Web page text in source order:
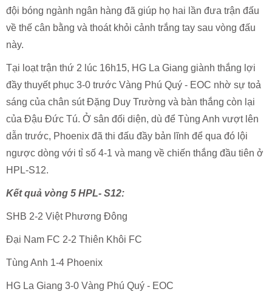
đội bóng ngành ngân hàng đã giúp họ hai lần đưa trận đấu
về thế cân bằng và thoát khỏi cảnh trắng tay sau vòng đấu
này.
Tại loạt trận thứ 2 lúc 16h15, HG La Giang giành thắng lợi
đầy thuyết phục 3-0 trước Vàng Phú Quý - EOC nhờ sự toả
sáng của chân sút Đặng Duy Trường và bàn thắng còn lại
của Đậu Đức Tú. Ở sân đối diện, dù để Tùng Anh vượt lên
dẫn trước, Phoenix đã thi đấu đầy bản lĩnh để qua đó lội
ngược dòng với tỉ số 4-1 và mang về chiến thắng đầu tiên ở
HPL-S12.
Kết quả vòng 5 HPL- S12:
SHB 2-2 Việt Phương Đông
Đại Nam FC 2-2 Thiên Khôi FC
Tùng Anh 1-4 Phoenix
HG La Giang 3-0 Vàng Phú Quý - EOC